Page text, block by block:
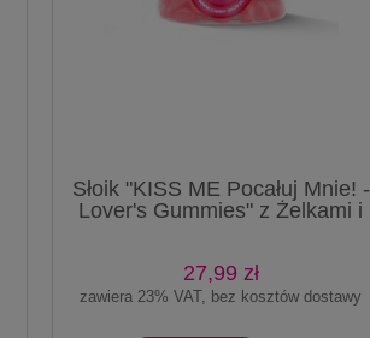
Słoik "KISS ME Pocałuj Mnie! -
Lover's Gummies" z Żelkami i
Prezent
27,99 zł
zawiera 23% VAT, bez kosztów dostawy